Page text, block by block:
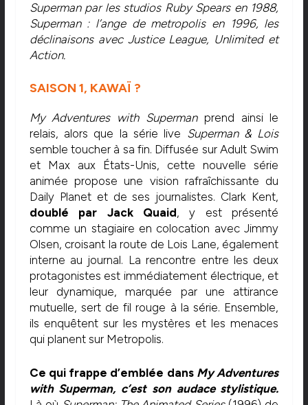
Superman par les studios Ruby Spears en 1988,
Superman : l’ange de metropolis en 1996, les
déclinaisons avec Justice League, Unlimited et
Action.
SAISON 1, KAWAÏ ?
My Adventures with Supermanprend ainsi le
relais, alors que la série live Superman & Lois
semble toucher à sa fin. Diffusée sur Adult Swim
et Max aux États-Unis, cette nouvelle série
animée propose une vision rafraîchissante du
Daily Planet et de ses journalistes. Clark Kent,
doublé par Jack Quaid, y est présenté
comme un stagiaire en colocation avec Jimmy
Olsen, croisant la route de Lois Lane, également
interne au journal. La rencontre entre les deux
protagonistes est immédiatement électrique, et
leur dynamique, marquée par une attirance
mutuelle, sert de fil rouge à la série. Ensemble,
ils enquêtent sur les mystères et les menaces
qui planent sur Metropolis.
Ce qui frappe d’emblée dans My Adventures
with Superman, c’est son audace stylistique.